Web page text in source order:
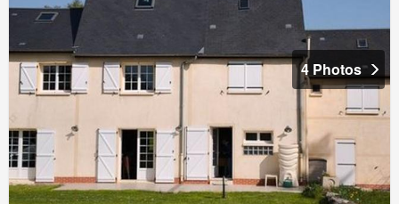
4 Photos